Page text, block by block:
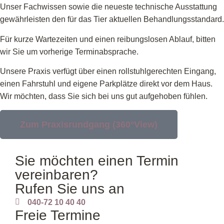
Unser Fachwissen sowie die neueste technische Ausstattung
gewährleisten den für das Tier aktuellen Behandlungsstandard.
Für kurze Wartezeiten und einen reibungslosen Ablauf, bitten
wir Sie um vorherige Terminabsprache.
Unsere Praxis verfügt über einen rollstuhlgerechten Eingang,
einen Fahrstuhl und eigene Parkplätze direkt vor dem Haus.
Wir möchten, dass Sie sich bei uns gut aufgehoben fühlen.
Zum Praxisrundgang (360°View)
Sie möchten einen Termin
vereinbaren?
Rufen Sie uns an
040-72 10 40 40
Freie Termine